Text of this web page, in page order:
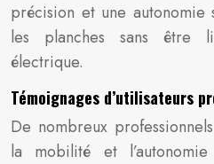
précision et une autonomie
les planches sans être
électrique.
Témoignages d’utilisateurs
De nombreux
la mobilité et